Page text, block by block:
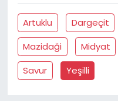
Artuklu Dargeçit
Mazidaği
Midyat
Savur
Yeşilli